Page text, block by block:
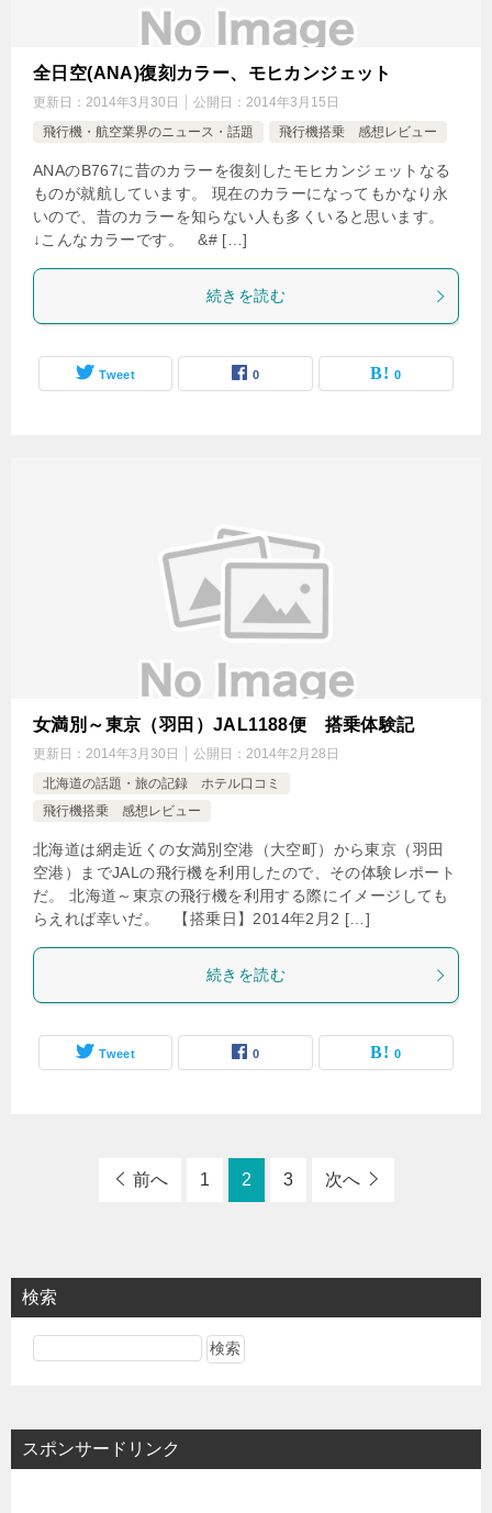
全日空(ANA)復刻カラー、モヒカンジェット
更新日： 2014年3月30日 公開日： 2014年3月15日
飛行機・航空業界のニュース・話題
飛行機搭乗 感想レビュー
ANAのB767に昔のカラーを復刻したモヒカンジェットなる
ものが就航しています。 現在のカラーになってもかなり永
いので、昔のカラーを知らない人も多くいると思います。
↓こんなカラーです。 &# […]
続きを読む
Tweet 0 0
女満別～東京（羽田）JAL1188便 搭乗体験記
更新日： 2014年3月30日 公開日： 2014年2月28日
北海道の話題・旅の記録 ホテル口コミ
飛行機搭乗 感想レビュー
北海道は網走近くの女満別空港（大空町）から東京（羽田
空港）までJALの飛行機を利用したので、その体験レポート
だ。 北海道～東京の飛行機を利用する際にイメージしても
らえれば幸いだ。 【搭乗日】2014年2月2 […]
続きを読む
Tweet 0 0
前へ 1 2 3 次へ
検索
スポンサードリンク